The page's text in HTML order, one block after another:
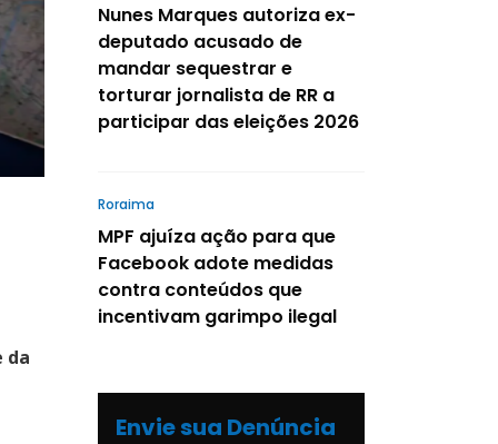
da
Nunes Marques autoriza ex-
deputado acusado de
mandar sequestrar e
torturar jornalista de RR a
participar das eleições 2026
Roraima
MPF ajuíza ação para que
Facebook adote medidas
contra conteúdos que
incentivam garimpo ilegal
Envie sua Denúncia